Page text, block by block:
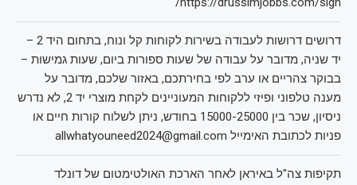
דרושים דרושות לעבודה בשירות לקוחות קל ונוח, בתחום היד 2 –
יד שניה, מדובר על עבודה של שעות ספורות ביום, שעות גמישות –
בבוקר צהריים או ערב לפי בחירתכם, באזור שלכם, מדובר על
מענה טלפוני ופיזי ללקוחות המעוניינים לקחת מוצרי יד 2, לא נדרש
ניסיון, שכר בין 15000-25000 בחודש, ניתן לשלוח קורות חיים או
פניות לכתובת האימייל allwhatyouneed2024@gmail.com
תקיפות צה"ל באיראן לאחר הארכת האולטימטום של דונלד